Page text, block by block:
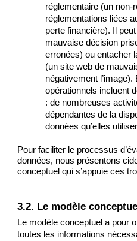
réglementaire (un non-
réglementations liées
perte financière). Il
mauvaise décision
erronées) ou entacher
(un site web de
négativement
opérationnels incluent
: de nombreuses
dépendantes de la
données qu’elles
Pour faciliter le processus
données, nous présentons
conceptuel qui s’appuie ces
3.2. Le modèle
Le modèle conceptuel a pour
toutes les informations